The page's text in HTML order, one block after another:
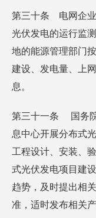
第三十条 电网企业
光伏发电的运行监
地的能源管理部门
建设、发电量、上
息。
第三十一条 国务
息中心开展分布式
工程设计、安装、
式光伏发电项目建
趋势，及时提出相
准，适时发布相关产